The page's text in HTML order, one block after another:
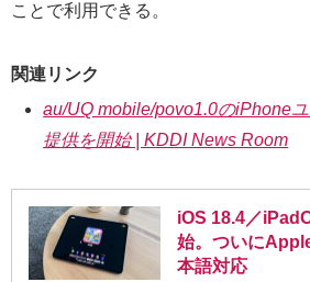
ことで利用できる。
関連リンク
au/UQ mobile/povo1.0のiPhone
提供を開始 | KDDI News Room
iOS 18.4／
始。ついに
本語対応